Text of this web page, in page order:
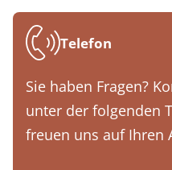
Telefon
Sie haben Fragen?
unter der folgenden
freuen uns auf Ihren